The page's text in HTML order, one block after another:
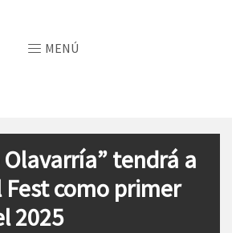
MENÚ
Olavarría” tendrá a
Fest como primer
2025